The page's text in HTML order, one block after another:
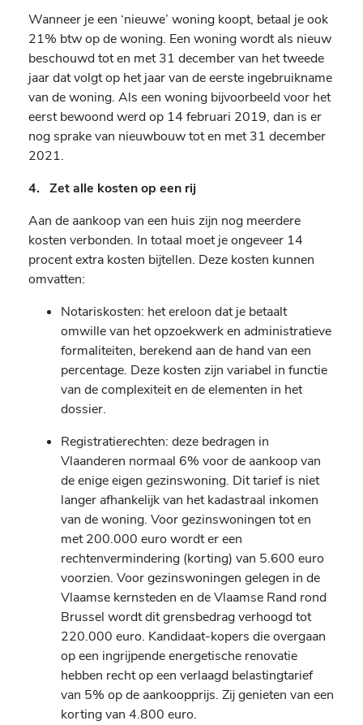
Wanneer je een ‘nieuwe’ woning koopt, betaal je ook
21% btw op de woning. Een woning wordt als nieuw
beschouwd tot en met 31 december van het tweede
jaar dat volgt op het jaar van de eerste ingebruikname
van de woning. Als een woning bijvoorbeeld voor het
eerst bewoond werd op 14 februari 2019, dan is er
nog sprake van nieuwbouw tot en met 31 december
2021.
4. Zet alle kosten op een rij
Aan de aankoop van een huis zijn nog meerdere
kosten verbonden. In totaal moet je ongeveer 14
procent extra kosten bijtellen. Deze kosten kunnen
omvatten:
Notariskosten: het ereloon dat je betaalt
omwille van het opzoekwerk en administratieve
formaliteiten, berekend aan de hand van een
percentage. Deze kosten zijn variabel in functie
van de complexiteit en de elementen in het
dossier.
Registratierechten: deze bedragen in
Vlaanderen normaal 6% voor de aankoop van
de enige eigen gezinswoning. Dit tarief is niet
langer afhankelijk van het kadastraal inkomen
van de woning. Voor gezinswoningen tot en
met 200.000 euro wordt er een
rechtenvermindering (korting) van 5.600 euro
voorzien. Voor gezinswoningen gelegen in de
Vlaamse kernsteden en de Vlaamse Rand rond
Brussel wordt dit grensbedrag verhoogd tot
220.000 euro. Kandidaat-kopers die overgaan
op een ingrijpende energetische renovatie
hebben recht op een verlaagd belastingtarief
van 5% op de aankoopprijs. Zij genieten van een
korting van 4.800 euro.